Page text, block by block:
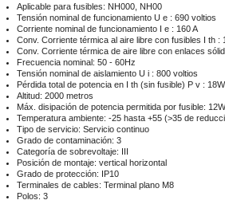
Aplicable para fusibles: NH000, NH00
Tensión nominal de funcionamiento U e : 690 voltios
Corriente nominal de funcionamiento I e : 160 A
Conv. Corriente térmica al aire libre con fusibles I th :
Conv. Corriente térmica de aire libre con enlaces
Frecuencia nominal: 50 - 60Hz
Tensión nominal de aislamiento U i : 800 voltios
Pérdida total de potencia en I th (sin fusible) P v : 18W
Altitud: 2000 metros
Máx. disipación de potencia permitida por fusible: 12W
Temperatura ambiente: -25 hasta +55 (>35 de
Tipo de servicio: Servicio continuo
Grado de contaminación: 3
Categoría de sobrevoltaje: III
Posición de montaje: vertical horizontal
Grado de protección: IP10
Terminales de cables: Terminal plano M8
Polos: 3